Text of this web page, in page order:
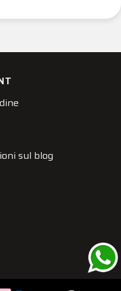
sul blog